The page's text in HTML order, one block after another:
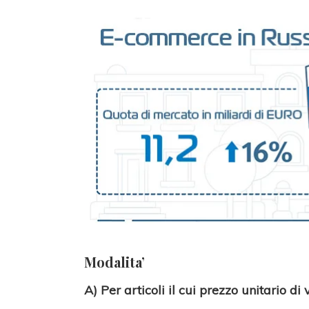
Modalita’
A) Per articoli il cui prezzo unitario di